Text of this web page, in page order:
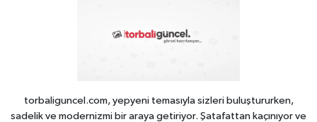
torbaliguncel.com, yepyeni temasıyla sizleri buluştururken,
sadelik ve modernizmi bir araya getiriyor. Şatafattan kaçınıyor ve